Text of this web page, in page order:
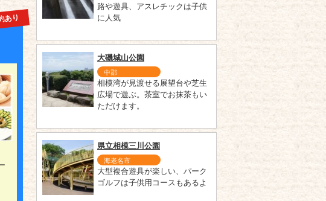
あり
路や遊具、アスレチックは子供
に人気
大磯城山公園
中郡
相模湾が見渡せる展望台や芝生
広場で遊ぶ。茶室でお抹茶もい
ただけます。
県立相模三川公園
海老名市
大型複合遊具が楽しい、パーク
ゴルフは子供用コースもあるよ